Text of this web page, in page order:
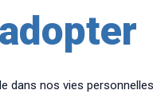
dans nos vies